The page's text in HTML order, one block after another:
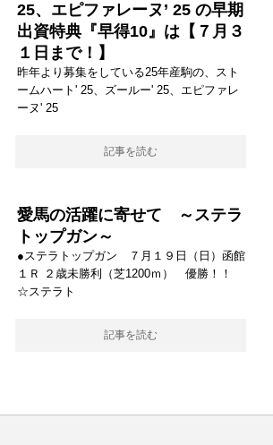
25、エピファレーヌ’ 25 の早期
出資特典『早得10』は【７月３
１日まで！】
昨年より募集をしている25年産駒の、スト
ームハート' 25、ズールー' 25、エピファレ
ーヌ' 25
記事を読む
愛馬の活躍に寄せて ～ステラ
トップガン～
●ステラトップガン ７月１９日（日）函館
１Ｒ ２歳未勝利（芝1200ｍ） 優勝！！
☆ステラト
記事を読む